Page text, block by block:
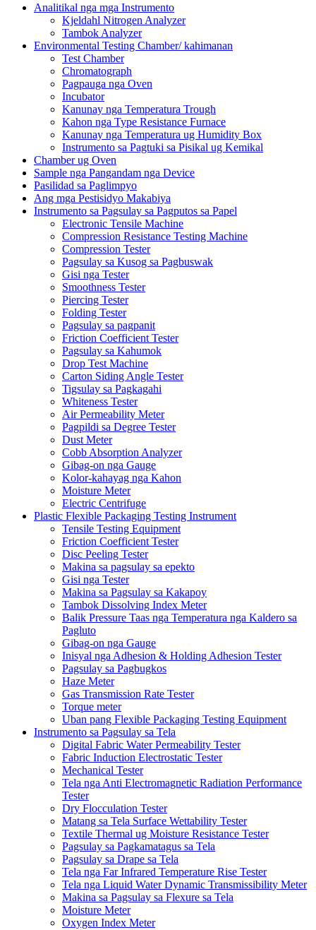
Analitikal nga mga Instrumento
Kjeldahl Nitrogen Analyzer
Tambok Analyzer
Environmental Testing Chamber/ kahimanan
Test Chamber
Chromatograph
Pagpauga nga Oven
Incubator
Kanunay nga Temperatura Trough
Kahon nga Type Resistance Furnace
Kanunay nga Temperatura ug Humidity Box
Instrumento sa Pagtuki sa Pisikal ug Kemikal
Chamber ug Oven
Sample nga Pangandam nga Device
Pasilidad sa Paglimpyo
Ang mga Pestisidyo Makabiya
Instrumento sa Pagsulay sa Pagputos sa Papel
Electronic Tensile Machine
Compression Resistance Testing Machine
Compression Tester
Pagsulay sa Kusog sa Pagbuswak
Gisi nga Tester
Smoothness Tester
Piercing Tester
Folding Tester
Pagsulay sa pagpanit
Friction Coefficient Tester
Pagsulay sa Kahumok
Drop Test Machine
Carton Siding Angle Tester
Tigsulay sa Pagkagahi
Whiteness Tester
Air Permeability Meter
Pagpildi sa Degree Tester
Dust Meter
Cobb Absorption Analyzer
Gibag-on nga Gauge
Kolor-kahayag nga Kahon
Moisture Meter
Electric Centrifuge
Plastic Flexible Packaging Testing Instrument
Tensile Testing Equipment
Friction Coefficient Tester
Disc Peeling Tester
Makina sa pagsulay sa epekto
Gisi nga Tester
Makina sa Pagsulay sa Kakapoy
Tambok Dissolving Index Meter
Balik Pressure Taas nga Temperatura nga Kaldero sa
Pagluto
Gibag-on nga Gauge
Inisyal nga Adhesion & Holding Adhesion Tester
Pagsulay sa Pagbugkos
Haze Meter
Gas Transmission Rate Tester
Torque meter
Uban pang Flexible Packaging Testing Equipment
Instrumento sa Pagsulay sa Tela
Digital Fabric Water Permeability Tester
Fabric Induction Electrostatic Tester
Mechanical Tester
Tela nga Anti Electromagnetic Radiation Performance
Tester
Dry Flocculation Tester
Matang sa Tela Surface Wettability Tester
Textile Thermal ug Moisture Resistance Tester
Pagsulay sa Pagkamatagus sa Tela
Pagsulay sa Drape sa Tela
Tela nga Far Infrared Temperature Rise Tester
Tela nga Liquid Water Dynamic Transmissibility Meter
Makina sa Pagsulay sa Flexure sa Tela
Moisture Meter
Oxygen Index Meter